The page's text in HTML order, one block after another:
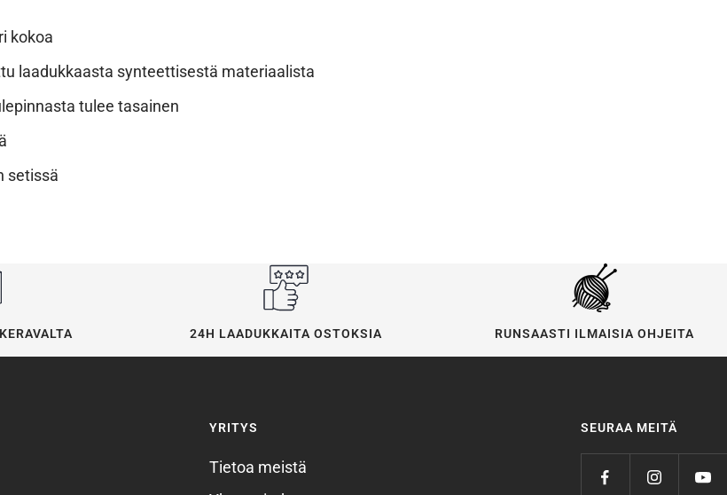
kokoa
laadukkaasta synteettisestä materiaalista
tulee tasainen
setissä
24H LAADUKKAITA OSTOKSIA RUNSAASTI ILMAISIA OHJEITA
YRITYS
Tietoa meistä
SEURAA MEITÄ